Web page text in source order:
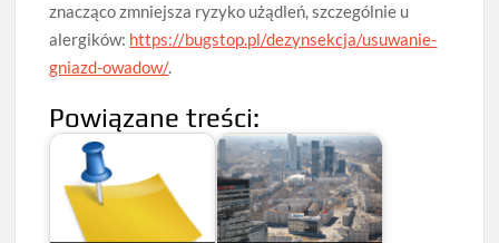
znacząco zmniejsza ryzyko użądleń, szczególnie u
alergików: https://bugstop.pl/dezynsekcja/usuwanie-
gniazd-owadow/.
Powiązane treści: